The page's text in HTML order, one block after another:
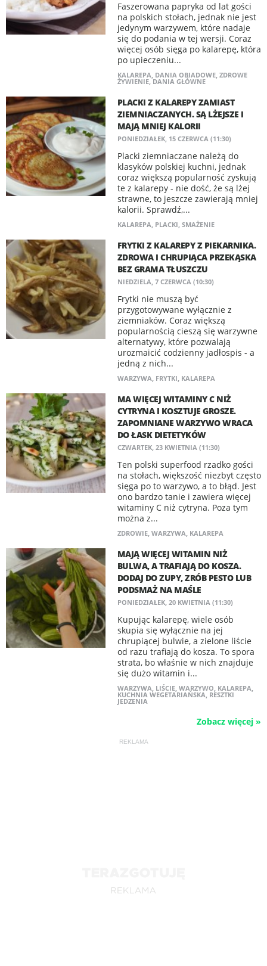
Faszerowana papryka od lat gości
na polskich stołach, jednak nie jest
jedynym warzywem, które nadaje
się do podania w tej wersji. Coraz
więcej osób sięga po kalarepę, która
po upieczeniu...
KALAREPA, DANIA OBIADOWE, ZDROWE
ŻYWIENIE,DANIA GŁÓWNE
PLACKI Z KALAREPY ZAMIAST
ZIEMNIACZANYCH. SĄ LŻEJSZE I
MAJĄ MNIEJ KALORII
PONIEDZIAŁEK, 15 CZERWCA (11:30)
Placki ziemniaczane należą do
klasyków polskiej kuchni, jednak
coraz większą popularność zyskują
te z kalarepy - nie dość, że są lżej
strawne, to jeszcze zawierają mniej
kalorii. Sprawdź,...
KALAREPA, PLACKI, SMAŻENIE
FRYTKI Z KALAREPY Z PIEKARNIKA.
ZDROWA I CHRUPIĄCA PRZEKĄSKA
BEZ GRAMA TŁUSZCZU
NIEDZIELA, 7 CZERWCA (10:30)
Frytki nie muszą być
przygotowywane wyłącznie z
ziemniaków. Coraz większą
popularnością cieszą się warzywne
alternatywy, które pozwalają
urozmaicić codzienny jadłospis - a
jedną z nich...
WARZYWA, FRYTKI, KALAREPA
MA WIĘCEJ WITAMINY C NIŻ
CYTRYNA I KOSZTUJE GROSZE.
ZAPOMNIANE WARZYWO WRACA
DO ŁASK DIETETYKÓW
CZWARTEK, 23 KWIETNIA (11:30)
Ten polski superfood rzadko gości
na stołach, większość niezbyt często
sięga po to warzywo, a to błąd. Jest
ono bardzo tanie i zawiera więcej
witaminy C niż cytryna. Poza tym
można z...
ZDROWIE, WARZYWA, KALAREPA
MAJĄ WIĘCEJ WITAMIN NIŻ
BULWA, A TRAFIAJĄ DO KOSZA.
DODAJ DO ZUPY, ZRÓB PESTO LUB
PODSMAŻ NA MAŚLE
PONIEDZIAŁEK, 20 KWIETNIA (11:30)
Kupując kalarepę, wiele osób
skupia się wyłącznie na jej
chrupiącej bulwie, a zielone liście
od razu trafiają do kosza. To spora
strata, bo właśnie w nich znajduje
się dużo witamin i...
WARZYWA, LIŚCIE, WARZYWO, KALAREPA,
KUCHNIA WEGETARIAŃSKA, RESZTKI
JEDZENIA
Zobacz więcej »
REKLAMA